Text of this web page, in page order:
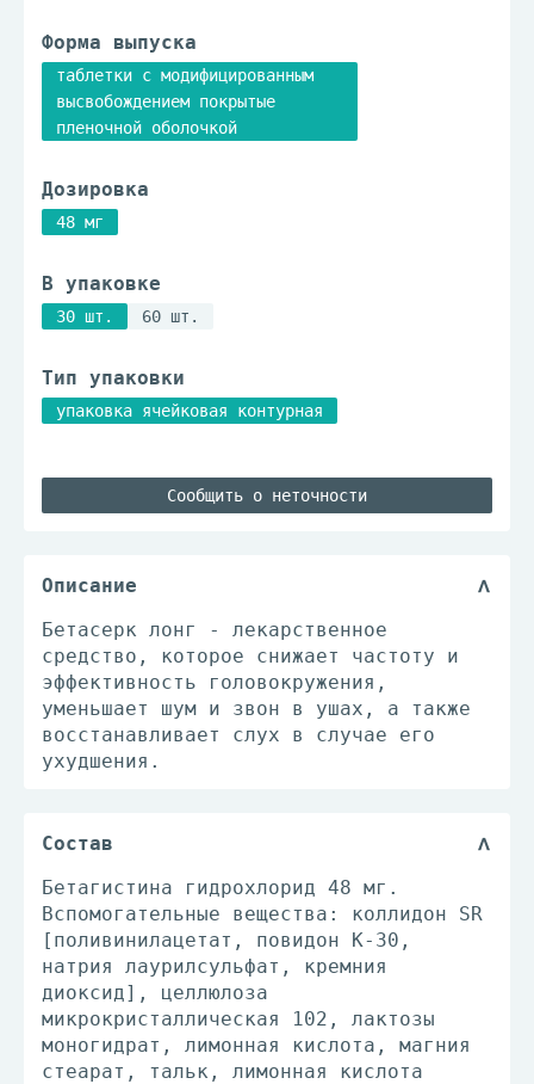
Форма выпуска
таблетки с модифицированным
высвобождением покрытые
пленочной оболочкой
Дозировка
48 мг
В упаковке
30 шт. 60 шт.
Тип упаковки
упаковка ячейковая контурная
Сообщить о неточности
Описание
Бетасерк лонг - лекарственное
средство, которое снижает частоту и
эффективность головокружения,
уменьшает шум и звон в ушах, а также
восстанавливает слух в случае его
ухудшения.
Состав
Бетагистина гидрохлорид 48 мг.
Вспомогательные вещества: коллидон SR
[поливинилацетат, повидон К-30,
натрия лаурилсульфат, кремния
диоксид], целлюлоза
микрокристаллическая 102, лактозы
моногидрат, лимонная кислота, магния
стеарат, тальк, лимонная кислота